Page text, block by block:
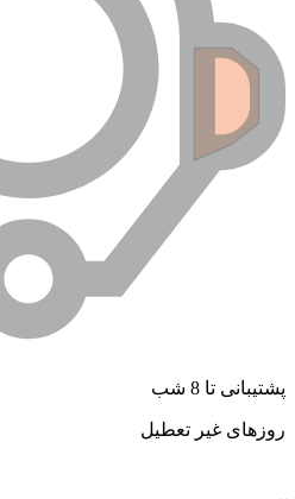
پشتیبانی تا 8 شب
روزهای غیر تعطیل